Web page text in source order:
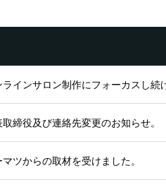
インサロン制作にフォーカスし続
取締役及び連絡先変更のお知らせ。
ツからの取材を受けました。